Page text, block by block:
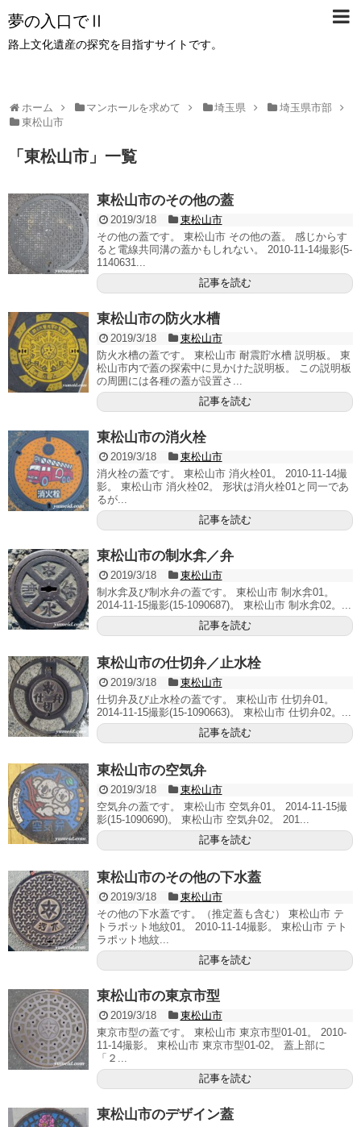
夢の入口でⅡ
路上文化遺産の探究を目指すサイトです。
ホーム マンホールを求めて 埼玉県
埼玉県市部
東松山市
「 東松山市 」 一覧
東松山市のその他の蓋
2019/3/18
東松山市
その他の蓋です。 東松山市 その他の蓋。 感じからす
ると電線共同溝の蓋かもしれない。 2010-11-14撮影(5-
1140631...
記事を読む
東松山市の防火水槽
2019/3/18
東松山市
防火水槽の蓋です。 東松山市 耐震貯水槽 説明板。 東
松山市内で蓋の探索中に見かけた説明板。 この説明板
の周囲には各種の蓋が設置さ...
記事を読む
東松山市の消火栓
2019/3/18
東松山市
消火栓の蓋です。 東松山市 消火栓01。 2010-11-14撮
影。 東松山市 消火栓02。 形状は消火栓01と同一であ
るが...
記事を読む
東松山市の制水弇／弁
2019/3/18
東松山市
制水弇及び制水弁の蓋です。 東松山市 制水弇01。
2014-11-15撮影(15-1090687)。 東松山市 制水弇02。...
記事を読む
東松山市の仕切弁／止水栓
2019/3/18
東松山市
仕切弁及び止水栓の蓋です。 東松山市 仕切弁01。
2014-11-15撮影(15-1090663)。 東松山市 仕切弁02。...
記事を読む
東松山市の空気弁
2019/3/18
東松山市
空気弁の蓋です。 東松山市 空気弁01。 2014-11-15撮
影(15-1090690)。 東松山市 空気弁02。 201...
記事を読む
東松山市のその他の下水蓋
2019/3/18
東松山市
その他の下水蓋です。（推定蓋も含む） 東松山市 テ
トラポット地紋01。 2010-11-14撮影。 東松山市 テト
ラポット地紋...
記事を読む
東松山市の東京市型
2019/3/18
東松山市
東京市型の蓋です。 東松山市 東京市型01-01。 2010-
11-14撮影。 東松山市 東京市型01-02。 蓋上部に
「２...
記事を読む
東松山市のデザイン蓋